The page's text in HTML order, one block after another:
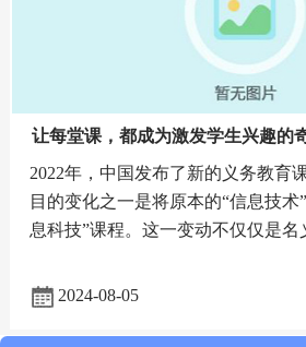
让每堂课，都成为激发学生兴趣的
2022年，中国发布了新的义务教育
目的变化之一是将原本的“信息技术
息科技”课程。这一变动不仅仅是
下，艾博德
2024-08-05